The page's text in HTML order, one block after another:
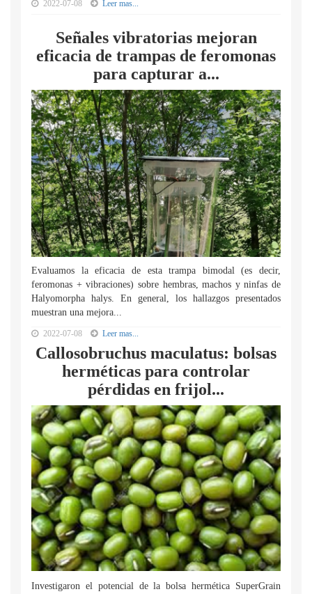
2022-07-08 Leer mas...
Señales vibratorias mejoran
eficacia de trampas de feromonas
para capturar a...
Evaluamos la eficacia de esta trampa bimodal (es decir,
feromonas + vibraciones) sobre hembras, machos y ninfas de
Halyomorpha halys. En general, los hallazgos presentados
muestran una mejora...
2022-07-08 Leer mas...
Callosobruchus maculatus: bolsas
herméticas para controlar
pérdidas en frijol...
Investigaron el potencial de la bolsa hermética SuperGrain